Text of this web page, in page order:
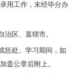
用工作，未经毕分办
区、直辖市。
处。学习期间，如
盖公章后附上。